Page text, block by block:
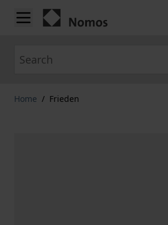
Skip to Content
Home / Frieden